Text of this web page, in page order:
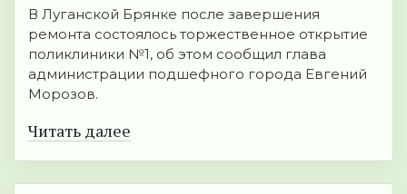
В Луганской Брянке после завершения
ремонта состоялось торжественное открытие
поликлиники №1, об этом сообщил глава
администрации подшефного города Евгений
Морозов.
Читать далее